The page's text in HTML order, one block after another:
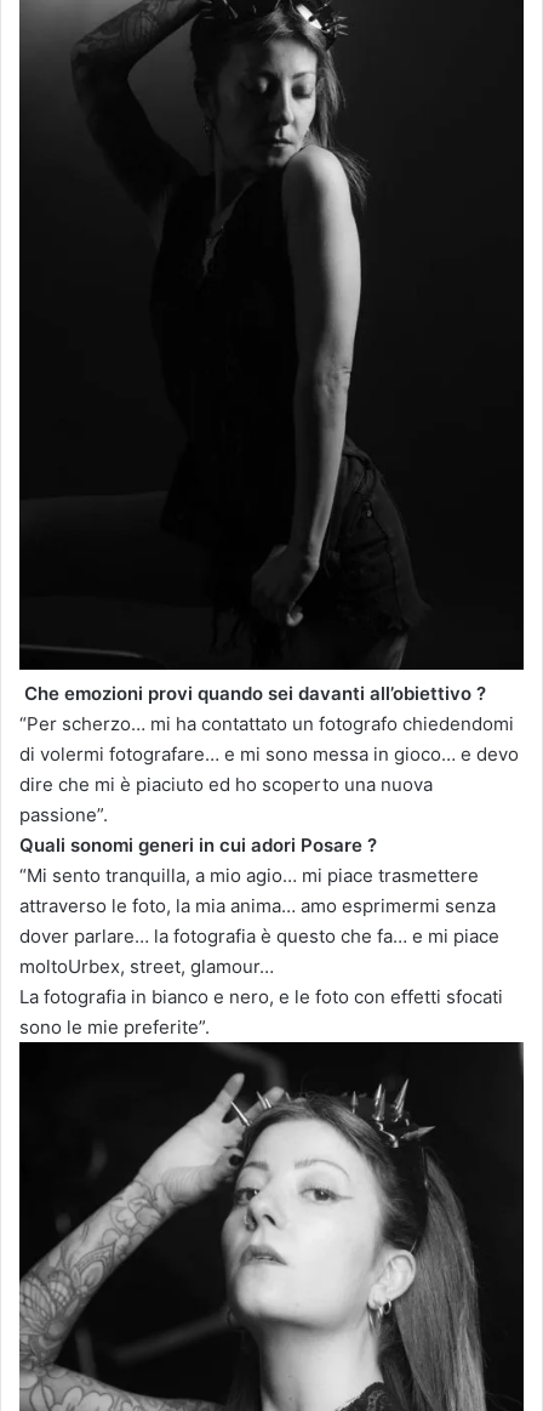
Che emozioni provi quando sei davanti all’obiettivo ?
“Per scherzo… mi ha contattato un fotografo chiedendomi
di volermi fotografare… e mi sono messa in gioco… e devo
dire che mi è piaciuto ed ho scoperto una nuova
passione”.
Quali sonomi generi in cui adori Posare ?
“Mi sento tranquilla, a mio agio… mi piace trasmettere
attraverso le foto, la mia anima… amo esprimermi senza
dover parlare… la fotografia è questo che fa… e mi piace
moltoUrbex, street, glamour…
La fotografia in bianco e nero, e le foto con effetti sfocati
sono le mie preferite”.